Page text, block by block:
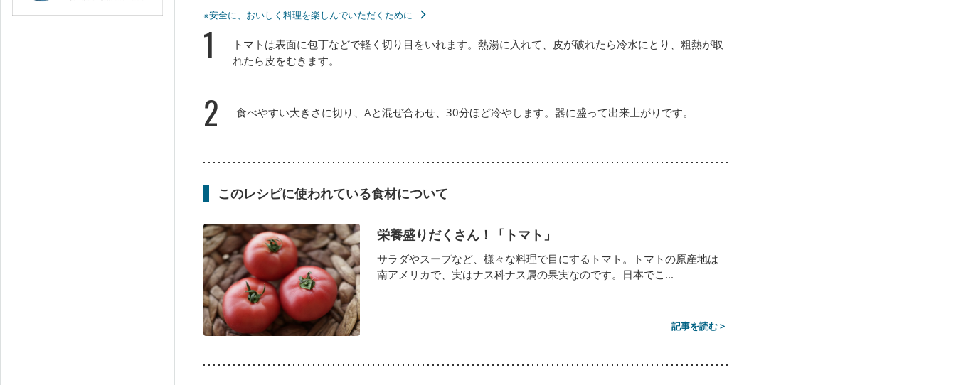
※安全に、おいしく料理を楽しんでいただくために
1
トマトは表面に包丁などで軽く切り目をいれます。熱湯に入れて、皮が破れたら冷水にとり、粗熱が取
れたら皮をむきます。
2 食べやすい大きさに切り、Aと混ぜ合わせ、30分ほど冷やします。器に盛って出来上がりです。
このレシピに使われている食材について
栄養盛りだくさん！「トマト」
サラダやスープなど、様々な料理で目にするトマト。トマトの原産地は
南アメリカで、実はナス科ナス属の果実なのです。日本でこ...
記事を読む >